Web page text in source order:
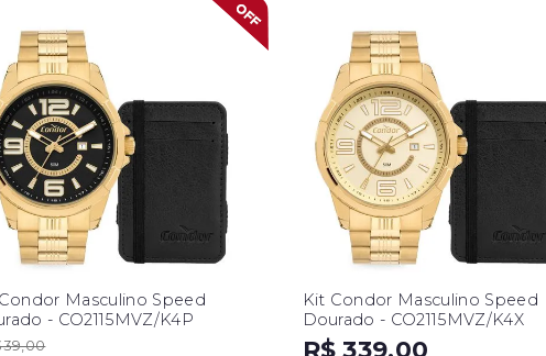
Masculino Speed
- CO2115MVZ/K4P
Kit Condor Masculino Speed
Dourado - CO2115MVZ/K4X
R$ 339,00